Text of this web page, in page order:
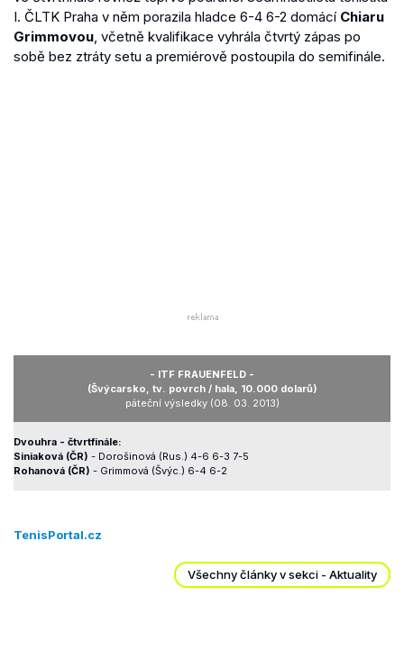
I. ČLTK Praha v něm porazila hladce 6-4 6-2 domácí Chiaru
Grimmovou, včetně kvalifikace vyhrála čtvrtý zápas po
sobě bez ztráty setu a premiérově postoupila do semifinále.
- ITF FRAUENFELD -
(Švýcarsko, tv. povrch / hala, 10.000 dolarů)
páteční výsledky (08. 03. 2013)
Dvouhra - čtvrtfinále:
Siniaková (ČR) - Dorošinová (Rus.) 4-6 6-3 7-5
Rohanová (ČR) - Grimmová (Švýc.) 6-4 6-2
TenisPortal.cz
Všechny články v sekci - Aktuality